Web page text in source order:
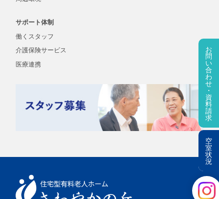
お
問
い
合
わ
せ
・
資
料
請
求
空
室
状
況
サポート体制
働くスタッフ
介護保険サービス
医療連携